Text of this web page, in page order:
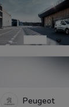
Peugeot